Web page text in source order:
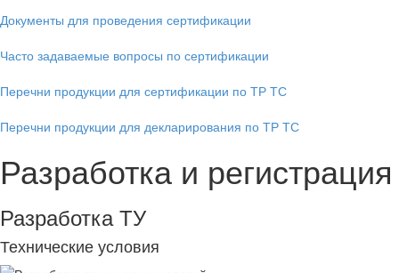
Документы для проведения сертификации
Часто задаваемые вопросы по сертификации
Перечни продукции для сертификации по ТР ТС
Перечни продукции для декларирования по ТР ТС
Разработка и
Разработка ТУ
Технические условия